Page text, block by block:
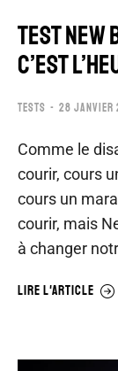
TEST NEW
C’EST
TESTS 28 JANVIER
Comme le
courir, cours
cours un
courir, mais
à changer
LIRE L'ARTICLE